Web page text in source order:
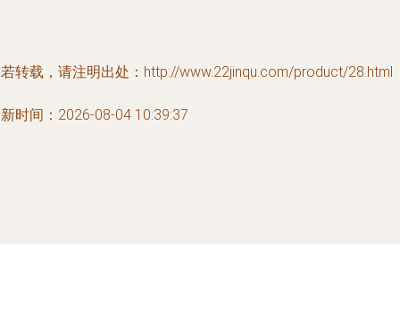
转载，请注明出处：http://www.22jinqu.com/product/28.html
时间：2026-08-04 10:39:37